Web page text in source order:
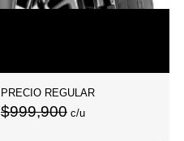
PRECIO REGULAR
$999,900 c/u